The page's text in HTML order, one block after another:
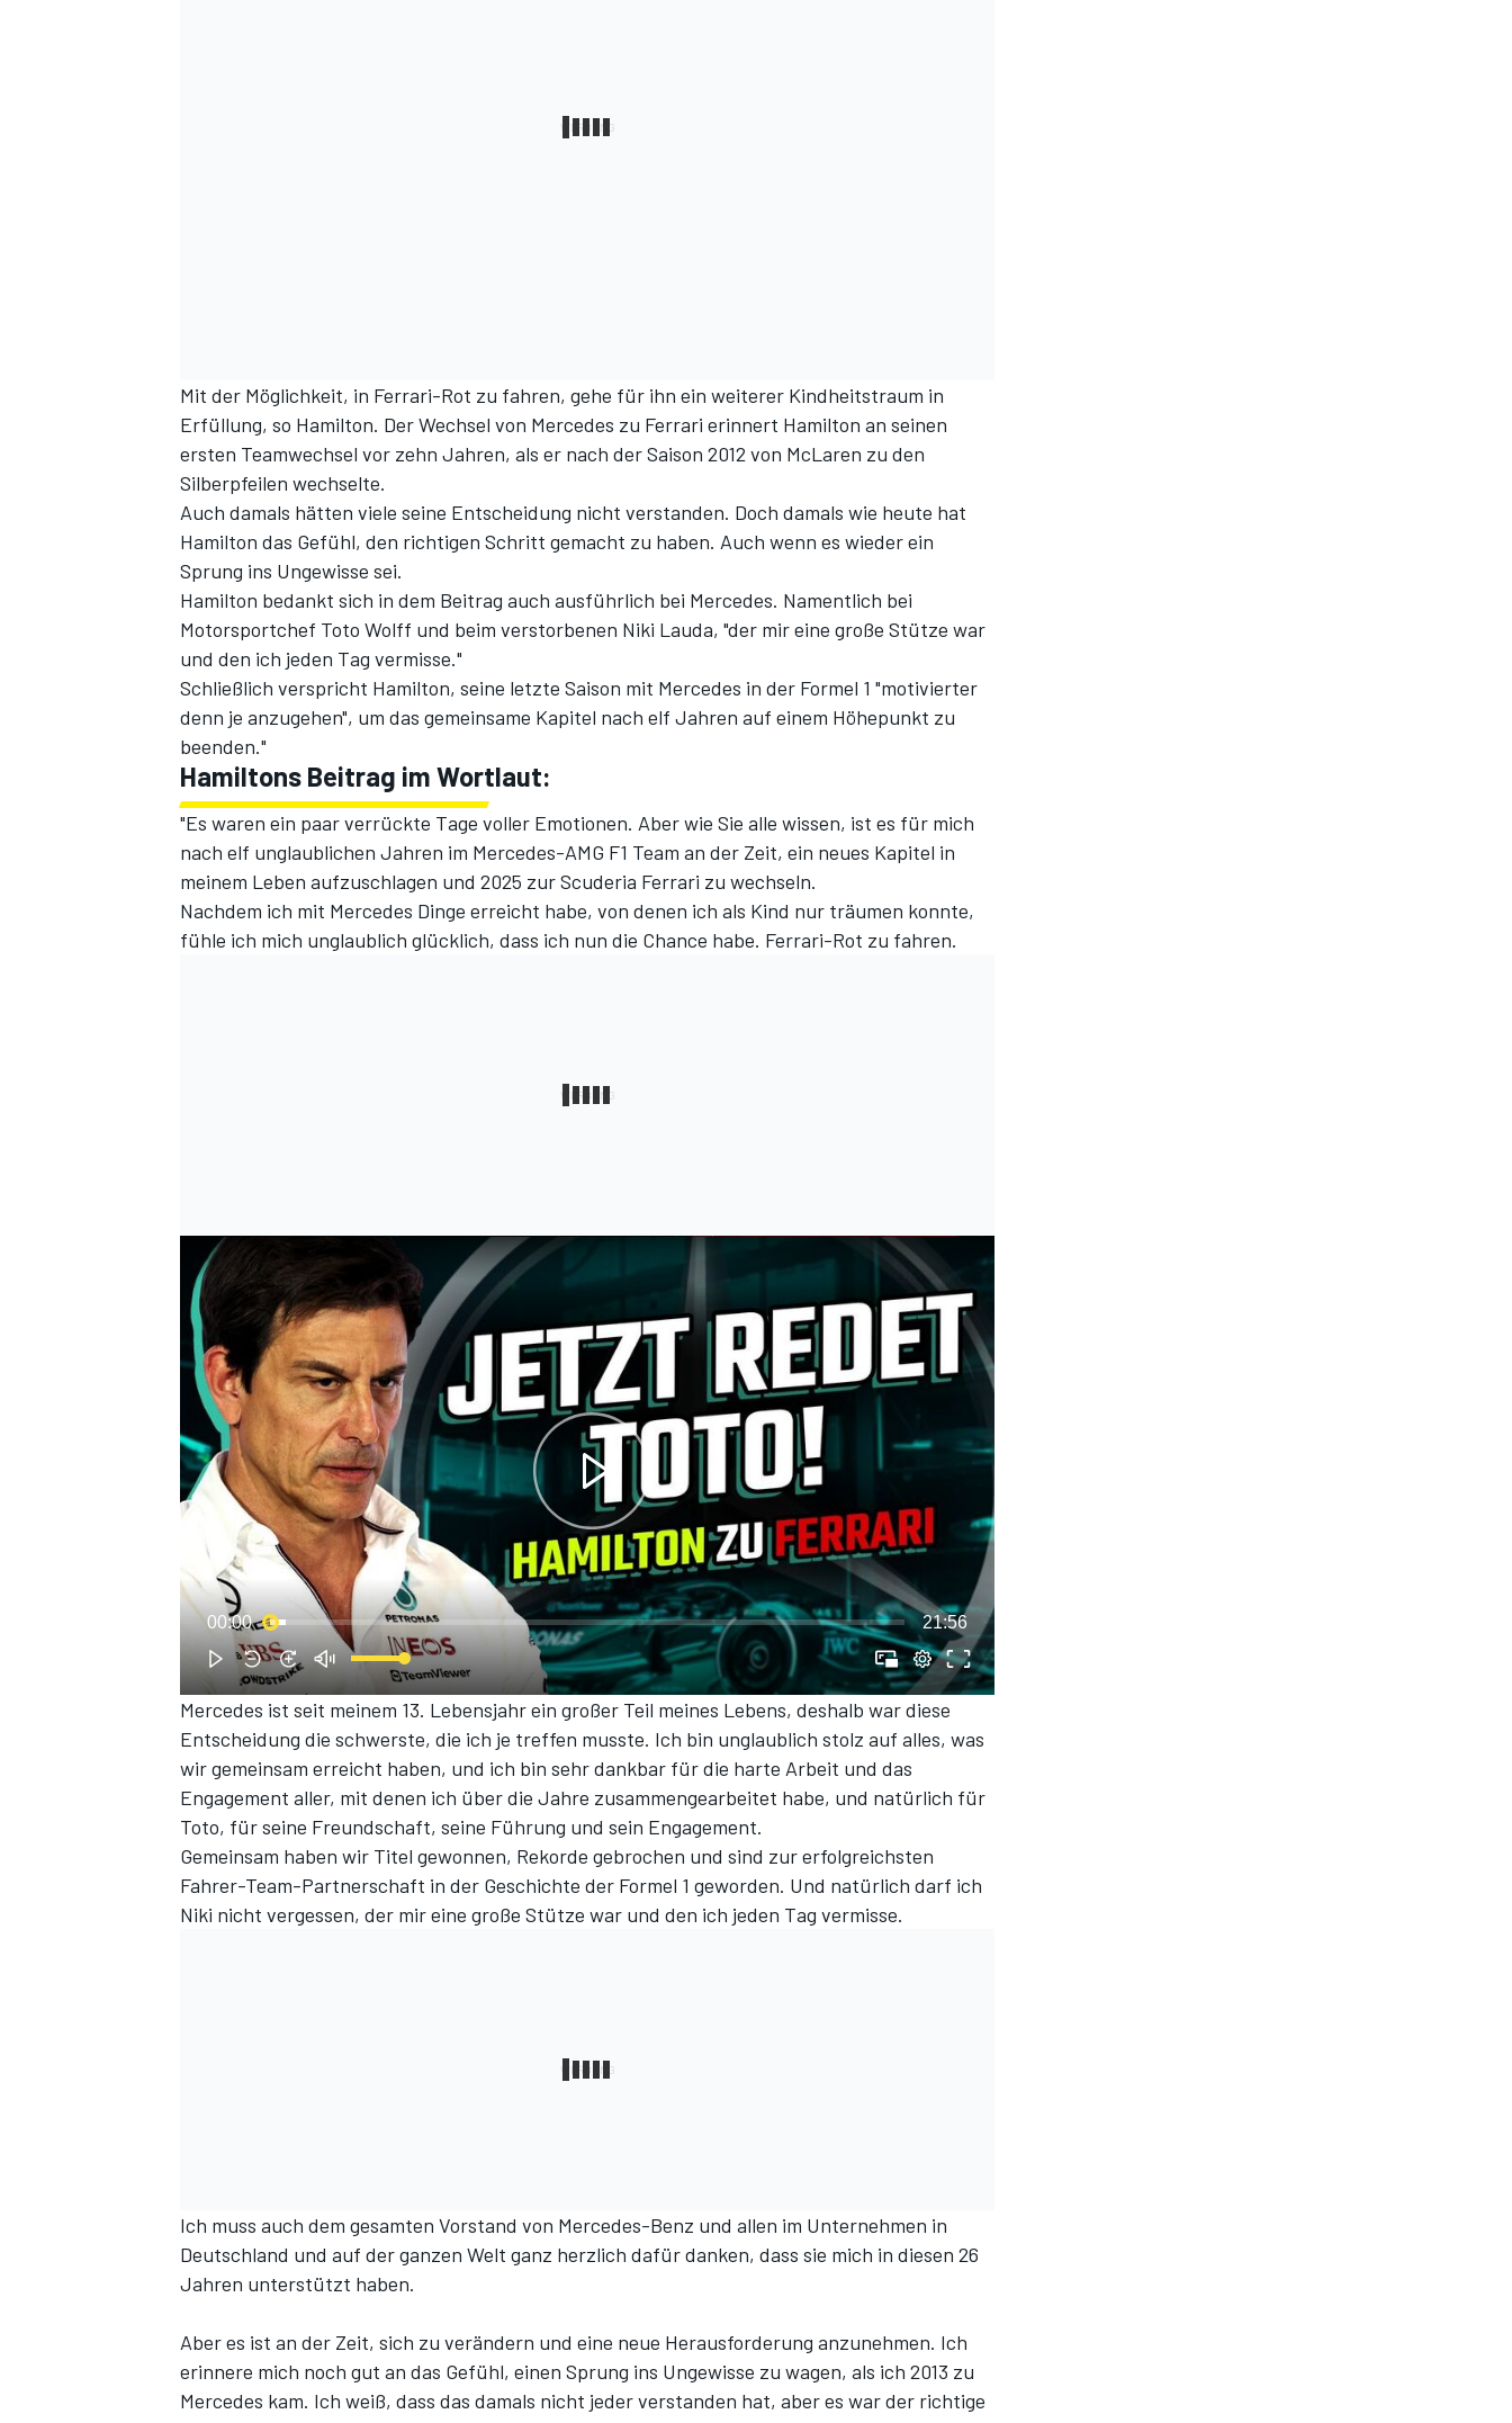
SPORTWAGEN
Mit der Möglichkeit, in Ferrari-Rot zu fahren, gehe für ihn ein weiterer Kindheitstraum in
Erfüllung, so Hamilton. Der Wechsel von Mercedes zu Ferrari erinnert Hamilton an seinen
ersten Teamwechsel vor zehn Jahren, als er nach der Saison 2012 von McLaren zu den
Silberpfeilen wechselte.
Auch damals hätten viele seine Entscheidung nicht verstanden. Doch damals wie heute hat
Hamilton das Gefühl, den richtigen Schritt gemacht zu haben. Auch wenn es wieder ein
Sprung ins Ungewisse sei.
Hamilton bedankt sich in dem Beitrag auch ausführlich bei Mercedes. Namentlich bei
Motorsportchef Toto Wolff und beim verstorbenen Niki Lauda, "der mir eine große Stütze war
und den ich jeden Tag vermisse."
Schließlich verspricht Hamilton, seine letzte Saison mit Mercedes in der Formel 1 "motivierter
denn je anzugehen", um das gemeinsame Kapitel nach elf Jahren auf einem Höhepunkt zu
beenden."
Hamiltons Beitrag im Wortlaut:
"Es waren ein paar verrückte Tage voller Emotionen. Aber wie Sie alle wissen, ist es für mich
nach elf unglaublichen Jahren im Mercedes-AMG F1 Team an der Zeit, ein neues Kapitel in
meinem Leben aufzuschlagen und 2025 zur Scuderia Ferrari zu wechseln.
Nachdem ich mit Mercedes Dinge erreicht habe, von denen ich als Kind nur träumen konnte,
fühle ich mich unglaublich glücklich, dass ich nun die Chance habe. Ferrari-Rot zu fahren.
00:00 21:56
Mercedes ist seit meinem 13. Lebensjahr ein großer Teil meines Lebens, deshalb war diese
Entscheidung die schwerste, die ich je treffen musste. Ich bin unglaublich stolz auf alles, was
wir gemeinsam erreicht haben, und ich bin sehr dankbar für die harte Arbeit und das
Engagement aller, mit denen ich über die Jahre zusammengearbeitet habe, und natürlich für
Toto, für seine Freundschaft, seine Führung und sein Engagement.
Gemeinsam haben wir Titel gewonnen, Rekorde gebrochen und sind zur erfolgreichsten
Fahrer-Team-Partnerschaft in der Geschichte der Formel 1 geworden. Und natürlich darf ich
Niki nicht vergessen, der mir eine große Stütze war und den ich jeden Tag vermisse.
Ich muss auch dem gesamten Vorstand von Mercedes-Benz und allen im Unternehmen in
Deutschland und auf der ganzen Welt ganz herzlich dafür danken, dass sie mich in diesen 26
Jahren unterstützt haben.
Aber es ist an der Zeit, sich zu verändern und eine neue Herausforderung anzunehmen. Ich
erinnere mich noch gut an das Gefühl, einen Sprung ins Ungewisse zu wagen, als ich 2013 zu
Mercedes kam. Ich weiß, dass das damals nicht jeder verstanden hat, aber es war der richtige